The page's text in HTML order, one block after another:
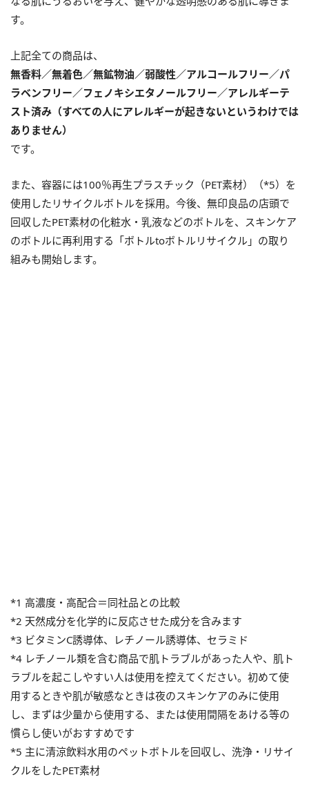
す。
上記全ての商品は、
無香料／無着色／無鉱物油／弱酸性／アルコールフリー／パ
ラベンフリー／フェノキシエタノールフリー／アレルギーテ
スト済み（すべての人にアレルギーが起きないというわけでは
ありません）
です。
また、容器には100％再生プラスチック（PET素材）（*5）を
使用したリサイクルボトルを採用。今後、無印良品の店頭で
回収したPET素材の化粧水・乳液などのボトルを、スキンケア
のボトルに再利用する「ボトルtoボトルリサイクル」の取り
組みも開始します。
*1 高濃度・高配合＝同社品との比較
*2 天然成分を化学的に反応させた成分を含みます
*3 ビタミンC誘導体、レチノール誘導体、セラミド
*4 レチノール類を含む商品で肌トラブルがあった人や、肌ト
ラブルを起こしやすい人は使用を控えてください。初めて使
用するときや肌が敏感なときは夜のスキンケアのみに使用
し、まずは少量から使用する、または使用間隔をあける等の
慣らし使いがおすすめです
*5 主に清涼飲料水用のペットボトルを回収し、洗浄・リサイ
クルをしたPET素材